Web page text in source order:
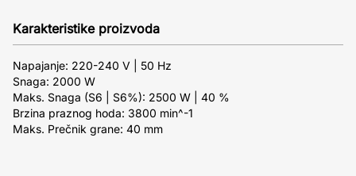
Karakteristike proizvoda
Napajanje: 220-240 V | 50 Hz
Snaga: 2000 W
Maks. Snaga (S6 | S6%): 2500 W | 40 %
Brzina praznog hoda: 3800 min^-1
Maks. Prečnik grane: 40 mm